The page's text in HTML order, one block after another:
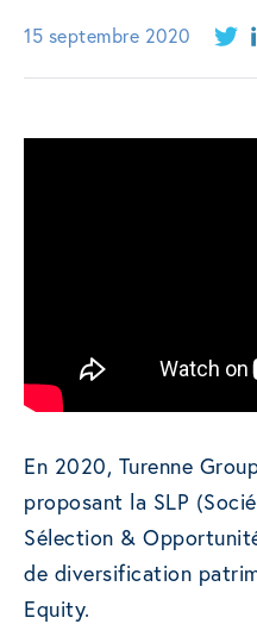
15 septembre 2020
En 2020, Turenne
proposant la SLP
Sélection &
de diversification
Equity.